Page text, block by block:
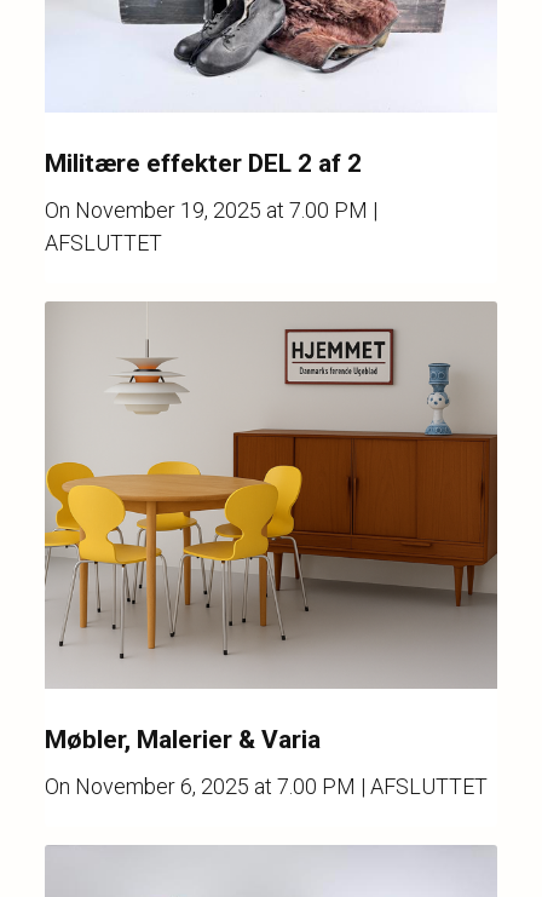
Militære effekter DEL 2 af 2
On November 19, 2025 at 7.00 PM |
AFSLUTTET
Møbler, Malerier & Varia
On November 6, 2025 at 7.00 PM | AFSLUTTET